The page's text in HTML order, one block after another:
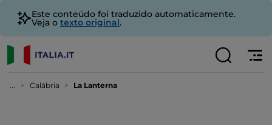
Este conteúdo foi traduzido automaticamente.
Veja o texto original.
... Calábria La Lanterna